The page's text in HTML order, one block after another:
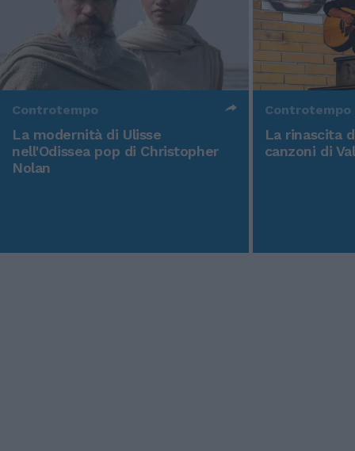
Controtempo
La modernità di Ulisse
nell'Odissea pop di Christopher
Nolan
Controtempo
La rinascita
canzoni di